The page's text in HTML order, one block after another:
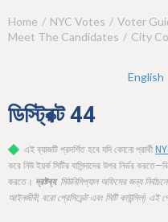
Y
a
e
h
Home NYC Votes Voter
Meet The Candidates
City
English
ডিস্ট্রিক্ট44
এই ব্যাজটি প্রদর্শিত হবে যদি কোনো প্রার্থী
করে নিউ ইয়র্ক সিটির বাসিন্দাদের উপর নির্ভর
করতে। দ্রষ্টব্য: মিউনিসিপ্যাল অফিসের জন্য
আইনজীবী, বরো প্রেসিডেন্ট এবং সিটি কাউন্সিল) এই